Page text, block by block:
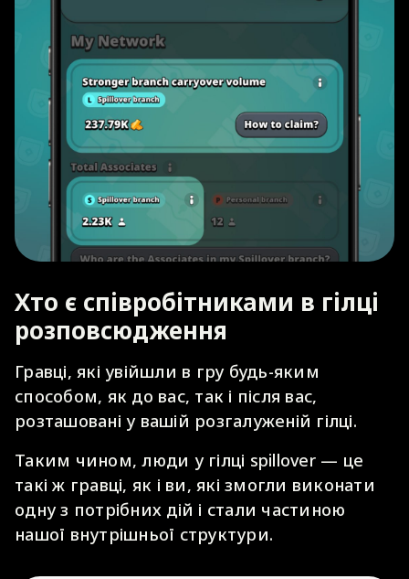
Хто є співробітниками в гілці
розповсюдження
Гравці, які увійшли в гру будь-яким
способом, як до вас, так і після вас,
розташовані у вашій розгалуженій гілці.
Таким чином, люди у гілці spillover — це
такі ж гравці, як і ви, які змогли виконати
одну з потрібних дій і стали частиною
нашої внутрішньої структури.